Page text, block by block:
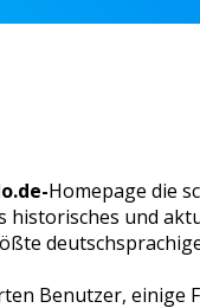
Homepage die
und
Benutzer, einige